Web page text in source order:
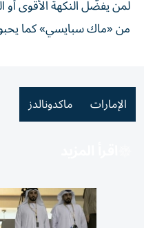
لمن يفضّل النكهة الأقوى أو
من «ماك سبايسي» كما
الإمارات ماكدونالدز